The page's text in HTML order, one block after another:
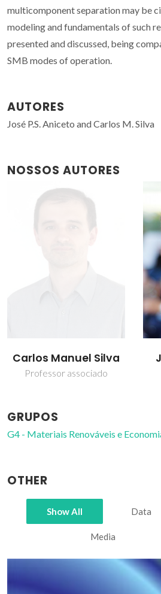
multicomponent separation may be
modeling and fundamentals of such
presented and discussed, being
SMB modes of operation.
AUTORES
José P.S. Aniceto and Carlos M. Silva
NOSSOS AUTORES
Carlos Manuel Silva
Professor associado
GRUPOS
G4 - Materiais Renováveis e
OTHER
Show All Data
Media